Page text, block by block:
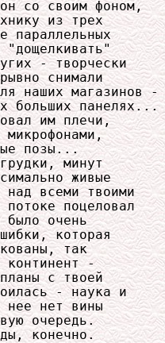
со своим фоном,
из трех
параллельных
"дощелкивать"
- творчески
снимали
наших магазинов -
больших панелях...
им плечи,
позы...
минут
живые
всеми твоими
поцеловал
очень
которая
так
континент -
с твоей
- наука и
нее нет вины
очередь.
конечно.